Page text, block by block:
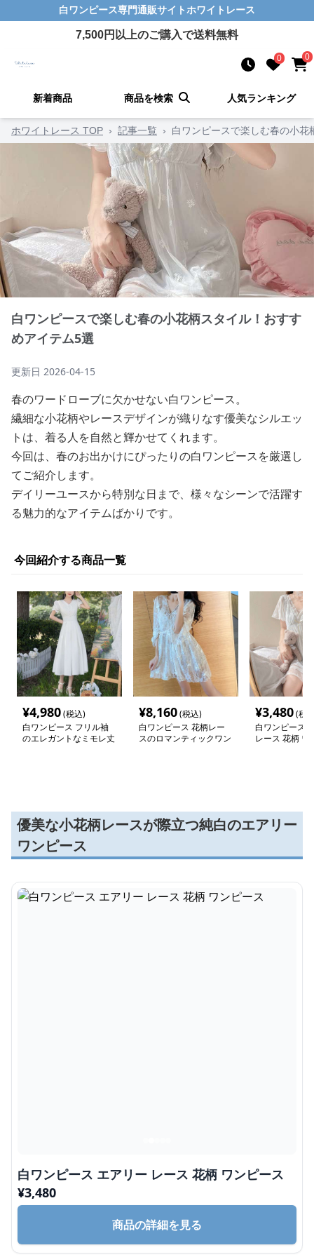
白ワンピース専門通販サイトホワイトレース
7,500円以上のご購入で送料無料
0 0
新着商品 商品を検索 人気ランキング
ホワイトレース TOP › 記事一覧 › 白ワンピースで楽しむ春の小
白ワンピースで楽しむ春の小花柄スタイル！おすす
めアイテム5選
更新日 2026-04-15
春のワードローブに欠かせない白ワンピース。
繊細な小花柄やレースデザインが織りなす優美なシルエッ
トは、着る人を自然と輝かせてくれます。
今回は、春のお出かけにぴったりの白ワンピースを厳選し
てご紹介します。
デイリーユースから特別な日まで、様々なシーンで活躍す
る魅力的なアイテムばかりです。
今回紹介する商品一覧
¥4,980(税込)
白ワンピース フリル袖
のエレガントなミモレ丈
¥8,160(税込)
白ワンピース 花柄レー
スのロマンティックワン
¥3,480(税
白ワンピース
レース 花柄 ワ
優美な小花柄レースが際立つ純白のエアリー
ワンピース
白ワンピース エアリー レース 花柄 ワンピース
¥3,480
商品の詳細を見る